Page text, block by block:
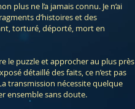
plus ne l’a jamais connu. Je n’ai
d’histoires et des
torturé, déporté, mort en
le puzzle et approcher au plus près
détaillé des faits, ce n’est pas
transmission nécessite quelque
ensemble sans doute.